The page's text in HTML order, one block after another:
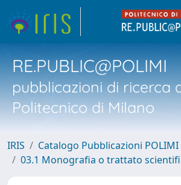
RE.PUBLIC@POLIMI
pubblicazioni di ricerca
Politecnico di Milano
IRIS Catalogo Pubblicazioni POLIMI
03.1 Monografia o trattato